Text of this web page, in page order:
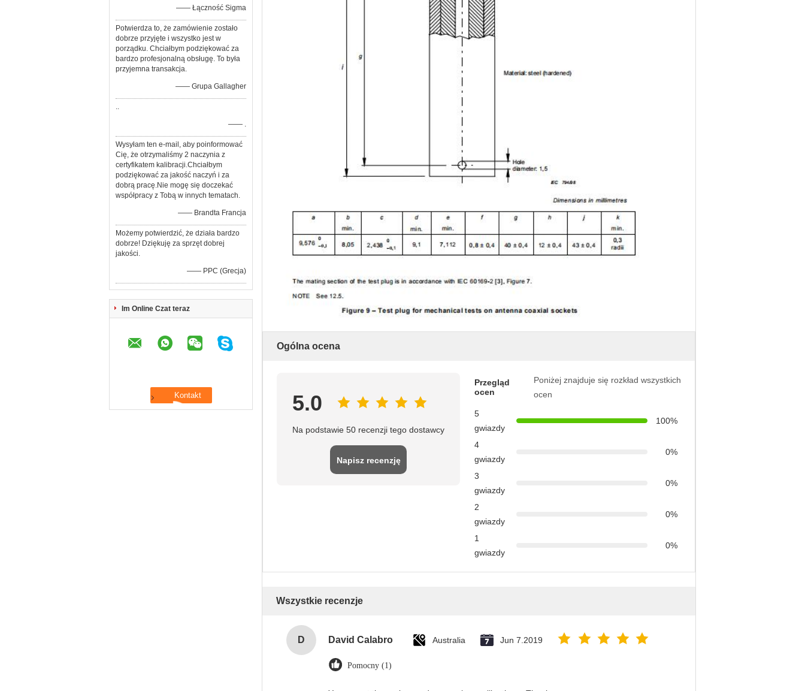
—— Łączność Sigma
Potwierdza to, że zamówienie zostało
dobrze przyjęte i wszystko jest w
porządku. Chciałbym podziękować za
bardzo profesjonalną obsługę. To była
przyjemna transakcja.
—— Grupa Gallagher
..
—— .
Wysyłam ten e-mail, aby poinformować
Cię, że otrzymaliśmy 2 naczynia z
certyfikatem kalibracji.Chciałbym
podziękować za jakość naczyń i za
dobrą pracę.Nie mogę się doczekać
współpracy z Tobą w innych tematach.
—— Brandta Francja
Możemy potwierdzić, że działa bardzo
dobrze! Dziękuję za sprzęt dobrej
jakości.
—— PPC (Grecja)
Im Online Czat teraz
Ogólna ocena
5.0
Na podstawie 50 recenzji tego dostawcy
Napisz recenzję
Przegląd
ocen
Poniżej znajduje się rozkład wszystkich
ocen
5
gwiazdy
100%
4
gwiazdy
0%
3
gwiazdy
0%
2
gwiazdy
0%
1
gwiazdy
0%
Wszystkie recenzje
D David Calabro Australia Jun 7.2019
Pomocny (1)